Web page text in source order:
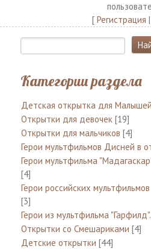
[ Регистрация |
Категории раздела
Детская открытка для
Открытки для девочек [19]
Открытки для мальчиков [4]
Герои мультфильмов Дисней в
Герои мультфильма
[4]
Герои российских
[3]
Герои из мультфильма
Открытки со Смешариками [4]
Детские открытки [44]